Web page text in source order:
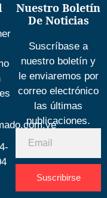
Nuestro Boletín
De Noticias
Suscríbase a
nuestro boletín y
le enviaremos por
correo electrónico
las últimas
publicaciones.
Suscribirse